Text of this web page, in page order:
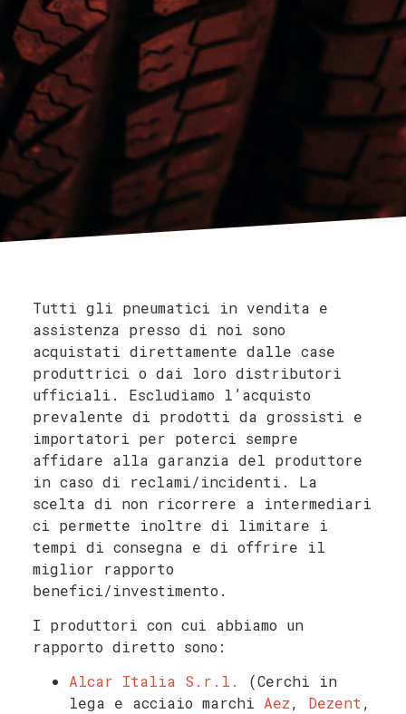
Tutti gli pneumatici in vendita e
assistenza presso di noi sono
acquistati direttamente dalle case
produttrici o dai loro distributori
ufficiali. Escludiamo l’acquisto
prevalente di prodotti da grossisti e
importatori per poterci sempre
affidare alla garanzia del produttore
in caso di reclami/incidenti. La
scelta di non ricorrere a intermediari
ci permette inoltre di limitare i
tempi di consegna e di offrire il
miglior rapporto
benefici/investimento.
I produttori con cui abbiamo un
rapporto diretto sono:
Alcar Italia S.r.l.
(Cerchi in
lega e acciaio marchi Aez, Dezent,